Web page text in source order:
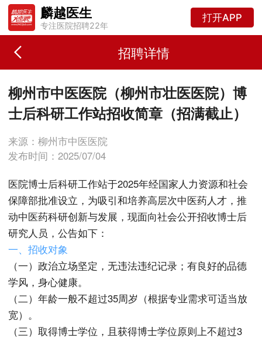
麟越医生
专注医院招聘22年
打开APP
招聘详情
柳州市中医医院（柳州市壮医医院）博
士后科研工作站招收简章（招满截止）
来源：柳州市中医医院
发布时间：2025/07/04
医院博士后科研工作站于2025年经国家人力资源和社会
保障部批准设立，为吸引和培养高层次中医药人才，推
动中医药科研创新与发展，现面向社会公开招收博士后
研究人员，公告如下：
一、招收对象
（一）政治立场坚定，无违法违纪记录；有良好的品德
学风，身心健康。
（二）年龄一般不超过35周岁（根据专业需求可适当放
宽）。
（三）取得博士学位，且获得博士学位原则上不超过3